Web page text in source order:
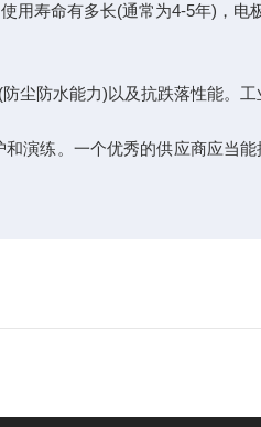
寿命有多长(通常为4-5年)，电
防水能力)以及抗跌落性能。工
练。一个优秀的供应商应当